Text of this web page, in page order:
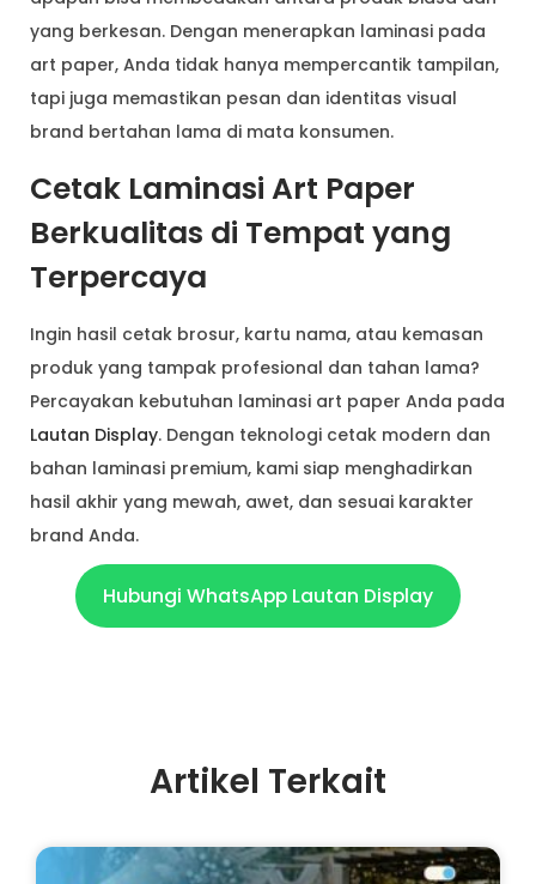
yang berkesan. Dengan menerapkan laminasi pada
art paper, Anda tidak hanya mempercantik tampilan,
tapi juga memastikan pesan dan identitas visual
brand bertahan lama di mata konsumen.
Cetak Laminasi Art Paper
Berkualitas di Tempat yang
Terpercaya
Ingin hasil cetak brosur, kartu nama, atau kemasan
produk yang tampak profesional dan tahan lama?
Percayakan kebutuhan laminasi art paper Anda pada
Lautan Display. Dengan teknologi cetak modern dan
bahan laminasi premium, kami siap menghadirkan
hasil akhir yang mewah, awet, dan sesuai karakter
brand Anda.
Hubungi WhatsApp Lautan Display
Artikel Terkait